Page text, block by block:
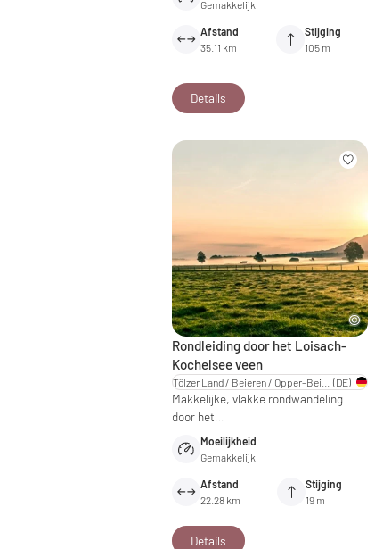
Gemakkelijk
Afstand
35.11 km
Stijging
105 m
Details
Rondleiding door het Loisach-
Kochelsee veen
(DE)
Makkelijke, vlakke rondwandeling
door het…
Moeilijkheid
Gemakkelijk
Afstand
22.28 km
Stijging
19 m
Details